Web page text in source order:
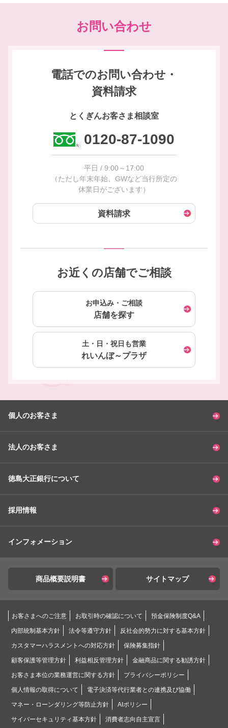
お問い合わせ
電話でのお問い合わせ・
資料請求
とくぎんお客さま相談室
0120-87-1090
平日 / 9:00～17:00
（ただし年末年始、GWなど当行所定の
休業日がございます）
資料請求
お近くの店舗でご相談
お申込み・ご相談
店舗を探す
土・日・祝日も営業
れいんぼ～プラザ
個人のお客さま
法人のお客さま
徳島大正銀行について
採用情報
インフォメーション
商品概要説明書 サイトマップ
お客さまへのご注意 お取引時の確認について 預金保険制度Q&A
内部統制基本方針 法令等遵守方針 反社会的勢力に対する基本方針
カスタマーハラスメントへの対応方針 保険募集指針
顧客保護等管理方針 利益相反管理方針 金融商品に関する勧誘方針
お客さま本位の業務運営に関する方針 プライバシーポリシー
個人情報の取得について 電子決済等代行業者との連携及び協働
マネー・ローンダリング等防止方針 AIポリシー
サイバーセキュリティ基本方針 消費者志向自主宣言